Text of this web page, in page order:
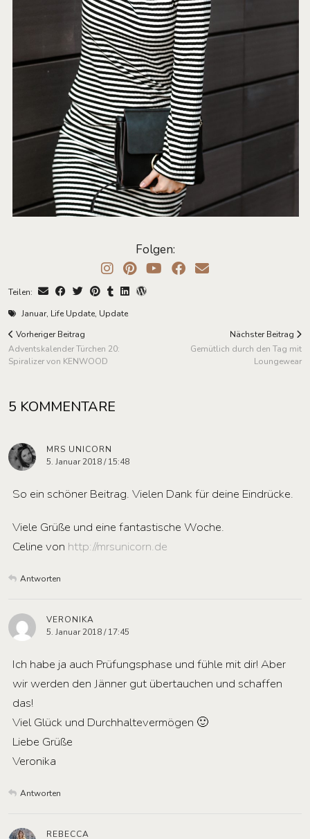
Folgen:
Teilen:
Januar, Life Update, Update
Vorheriger Beitrag
Adventskalender Türchen 20:
Spiralizer von KENWOOD
Nächster Beitrag
Gemütlich durch den Tag mit
Loungewear
5 KOMMENTARE
MRS UNICORN
5. Januar 2018 / 15:48
So ein schöner Beitrag. Vielen Dank für deine Eindrücke.
Viele Grüße und eine fantastische Woche.
Celine von http://mrsunicorn.de
Antworten
VERONIKA
5. Januar 2018 / 17:45
Ich habe ja auch Prüfungsphase und fühle mit dir! Aber
wir werden den Jänner gut übertauchen und schaffen
das!
Viel Glück und Durchhaltevermögen 🙂
Liebe Grüße
Veronika
Antworten
REBECCA